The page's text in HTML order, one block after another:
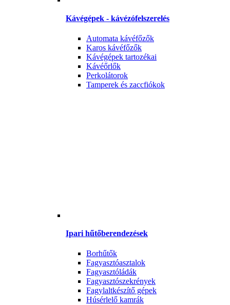
Kávégépek - kávézófelszerelés
Automata kávéfőzők
Karos kávéfőzők
Kávégépek tartozékai
Kávéőrlők
Perkolátorok
Tamperek és zaccfiókok
Ipari hűtőberendezések
Borhűtők
Fagyasztóasztalok
Fagyasztóládák
Fagyasztószekrények
Fagylaltkészítő gépek
Húsérlelő kamrák